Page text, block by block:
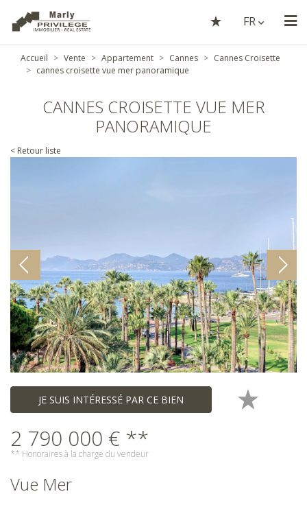
FR
Accueil Vente Appartement Cannes
Cannes Croisette
cannes croisette vue mer panoramique
CANNES CROISETTE VUE MER
PANORAMIQUE
< Retour liste
JE SUIS INTÉRESSÉ PAR CE BIEN
2 790 000 € **
** Honoraires à la charge du vendeur
Vue Mer